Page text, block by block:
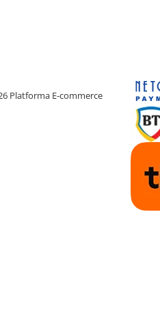
Platforma E-commerce